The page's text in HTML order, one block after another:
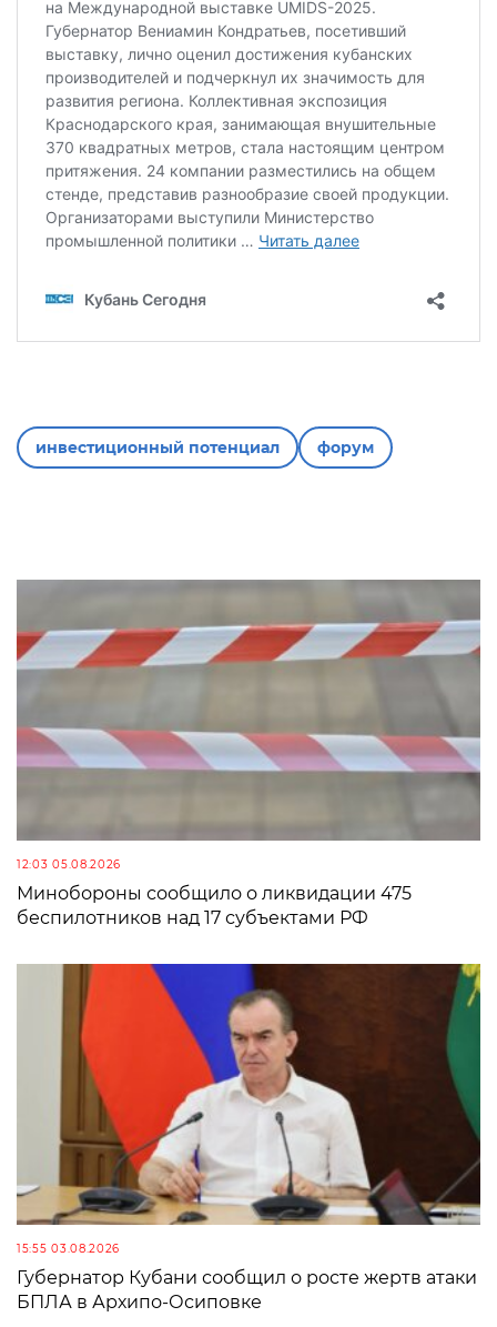
инвестиционный потенциал форум
12:03 05.08.2026
Минобороны сообщило о ликвидации 475
беспилотников над 17 субъектами РФ
15:55 03.08.2026
Губернатор Кубани сообщил о росте жертв атаки
БПЛА в Архипо-Осиповке